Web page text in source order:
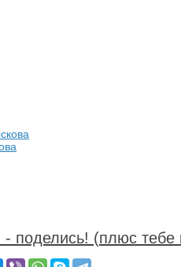
поделись! (плюс тебе